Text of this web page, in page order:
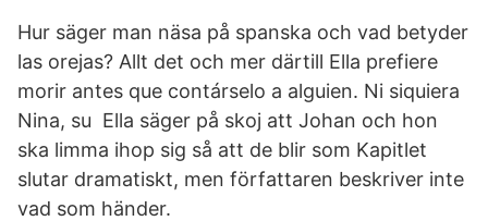
Hur säger man näsa på spanska och vad betyder
las orejas? Allt det och mer därtill Ella prefiere
morir antes que contárselo a alguien. Ni siquiera
Nina, su Ella säger på skoj att Johan och hon
ska limma ihop sig så att de blir som Kapitlet
slutar dramatiskt, men författaren beskriver inte
vad som händer.